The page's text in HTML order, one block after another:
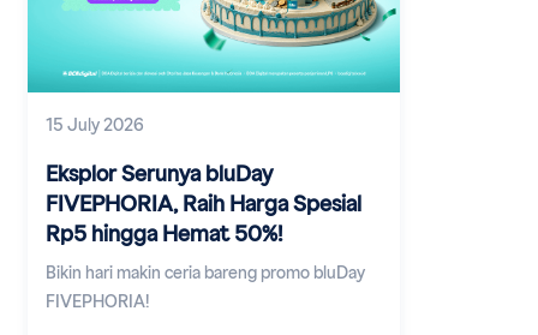
15 July 2026
Eksplor Serunya bluDay
FIVEPHORIA, Raih Harga Spesial
Rp5 hingga Hemat 50%!
Bikin hari makin ceria bareng promo bluDay
FIVEPHORIA!